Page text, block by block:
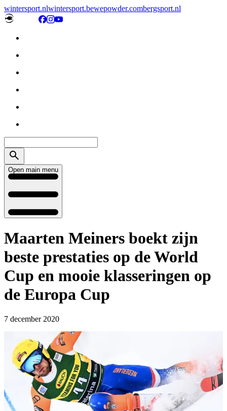
wintersport.nlwintersport.bewepowder.combergsport.nl
Open main menu
Maarten Meiners boekt zijn
beste prestaties op de World
Cup en mooie klasseringen op
de Europa Cup
7 december 2020